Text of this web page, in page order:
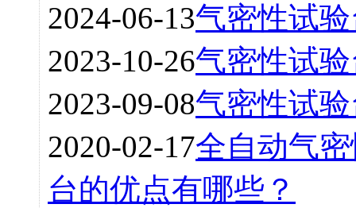
2024-06-13气密性试
2023-10-26气密性试
2023-09-08气密性试
2020-02-17全自动气
台的优点有哪些？